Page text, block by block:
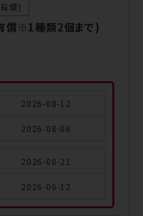
償)
償※1種類2個まで)
2026-08-12
2026-08-06
2026-08-21
2026-06-12